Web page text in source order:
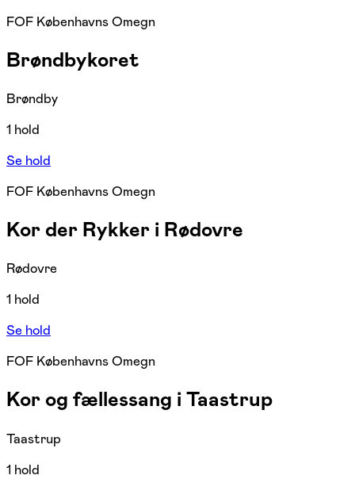
FOF Københavns Omegn
Brøndbykoret
Brøndby
1 hold
Se hold
FOF Københavns Omegn
Kor der Rykker i Rødovre
Rødovre
1 hold
Se hold
FOF Københavns Omegn
Kor og fællessang i Taastrup
Taastrup
1 hold